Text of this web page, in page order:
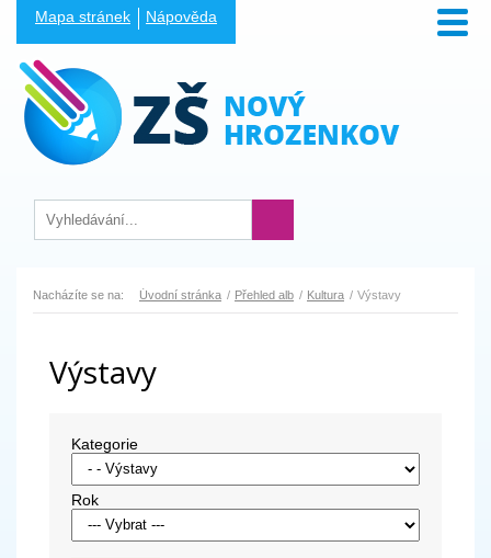
Mapa stránek Nápověda
Nacházíte se na: Úvodní stránka Přehled alb Kultura Výstavy
Výstavy
Kategorie
Rok